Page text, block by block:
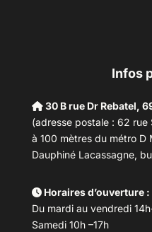
Infos
30 B rue Dr Rebatel,
(adresse postale : 62
à 100 mètres du métro D
Dauphiné Lacassagne,
Horaires d’ouverture :
Du mardi au vendredi
Samedi 10h –17h